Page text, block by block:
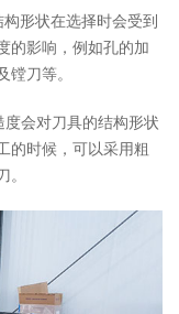
形状在选择时会受到
的影响，例如孔的加
刀等。
会对刀具的结构形状
的时候，可以采用粗